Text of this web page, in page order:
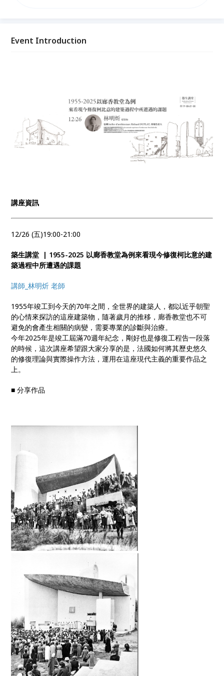
實際操作方法，運用在這座現代主義的重要作品之上。
Event Introduction
講座資訊
12/26 (五)19:00-21:00
築生講堂 | 1955-2025 以廊香教堂為例來看現今修復柯比意的建
築過程中所遭遇的課題
講師_林明炘 老師
1955年竣工到今天的70年之間，全世界的建築人，都以近乎朝聖
的心情來探訪的這座建築物，隨著歲月的推移，廊香教堂也不可
避免的會產生相關的病變，需要專業的診斷與治療。
今年2025年是竣工屆滿70週年紀念，剛好也是修復工程告一段落
的時候，這次講座希望跟大家分享的是，法國如何將其歷史悠久
的修復理論與實際操作方法，運用在這座現代主義的重要作品之
上。
■ 分享作品